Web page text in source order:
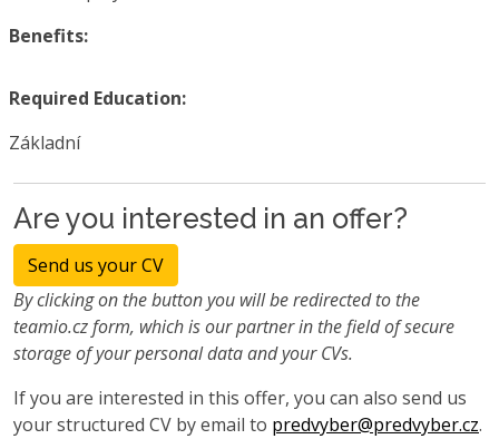
Benefits:
Required Education:
Základní
Are you interested in an offer?
Send us your CV
By clicking on the button you will be redirected to the
teamio.cz form, which is our partner in the field of secure
storage of your personal data and your CVs.
If you are interested in this offer, you can also send us
your structured CV by email to predvyber@predvyber.cz.